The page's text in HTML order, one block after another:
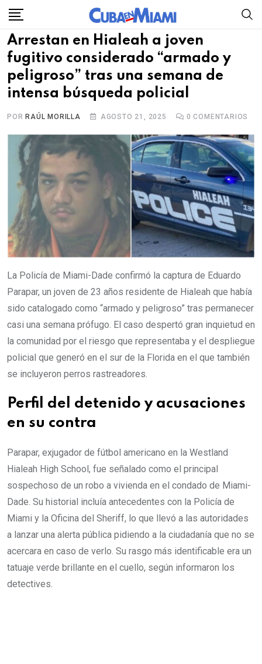
Skip
content
Arrestan en Hialeah a joven
fugitivo considerado “armado y
peligroso” tras una semana de
intensa búsqueda policial
POR RAÚL MORILLA AGOSTO 21, 2025 0 COMENTARIOS
La Policía de Miami-Dade confirmó la captura de Eduardo
Parapar, un joven de 23 años residente de Hialeah que había
sido catalogado como “armado y peligroso” tras permanecer
casi una semana prófugo. El caso despertó gran inquietud en
la comunidad por el riesgo que representaba y el despliegue
policial que generó en el sur de la Florida en el que también
se incluyeron perros rastreadores.
Perfil del detenido y acusaciones
en su contra
Parapar, exjugador de fútbol americano en la Westland
Hialeah High School, fue señalado como el principal
sospechoso de un robo a vivienda en el condado de Miami-
Dade. Su historial incluía antecedentes con la Policía de
Miami y la Oficina del Sheriff, lo que llevó a las autoridades
a lanzar una alerta pública pidiendo a la ciudadanía que no se
acercara en caso de verlo. Su rasgo más identificable era un
tatuaje verde brillante en el cuello, según informaron los
detectives.